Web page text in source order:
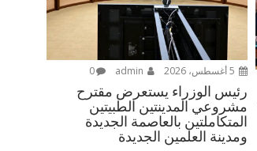
0
رئيس الوزراء يستعرض مقترح
مشروعي المدينتين الطبيتين
المتكاملتين بالعاصمة الجديدة
ومدينة العلمين الجديدة